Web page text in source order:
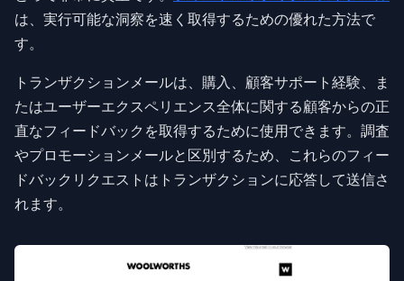
は、実行可能な洞察を速く取得するための優れた方法で
す。
トランザクションメールは、購入、顧客サポート経験、ま
たはユーザーエクスペリエンス全体に関する顧客からの正
直なフィードバックを取得するために使用できます。調査
やプロモーションメールと区別するため、これらのフィー
ドバックリクエストはトランザクションに応答して送信さ
れます。